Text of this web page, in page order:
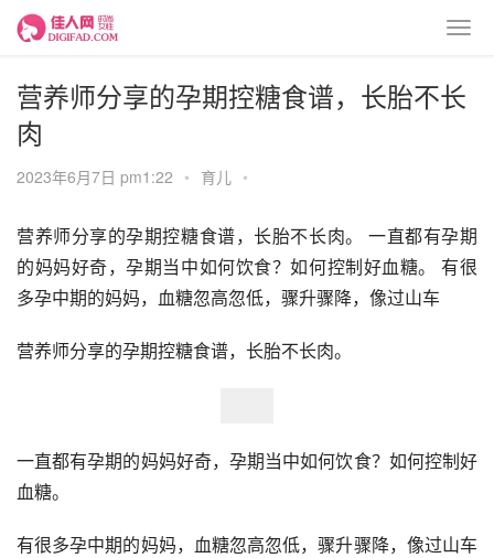
营养师分享的孕期控糖食谱，长胎不长
肉
2023年6月7日 pm1:22 • 育儿 •
营养师分享的孕期控糖食谱，长胎不长肉。 一直都有孕期
的妈妈好奇，孕期当中如何饮食？如何控制好血糖。 有很
多孕中期的妈妈，血糖忽高忽低，骤升骤降，像过山车
营养师分享的孕期控糖食谱，长胎不长肉。
一直都有孕期的妈妈好奇，孕期当中如何饮食？如何控制好
血糖。
有很多孕中期的妈妈，血糖忽高忽低，骤升骤降，像过山车